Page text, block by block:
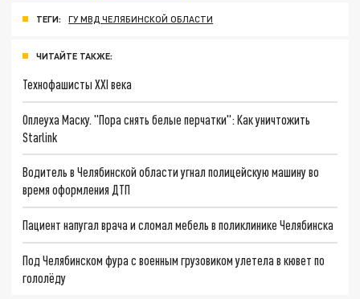
ТЕГИ: ГУ МВД ЧЕЛЯБИНСКОЙ ОБЛАСТИ
ЧИТАЙТЕ ТАКЖЕ:
Технофашисты XXI века
Оплеуха Маску. "Пора снять белые перчатки": Как уничтожить
Starlink
Водитель в Челябинской области угнал полицейскую машину во
время оформления ДТП
Пациент напугал врача и сломал мебель в поликлинике Челябинска
Под Челябинском фура с военным грузовиком улетела в кювет по
гололёду